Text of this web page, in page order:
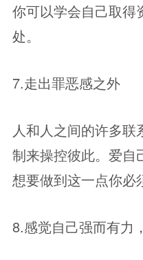
你可以学会自己取得
处。
7.走出罪恶感之外
人和人之间的许多
制来操控彼此。爱自
想要做到这一点你必
8.感觉自己强而有力